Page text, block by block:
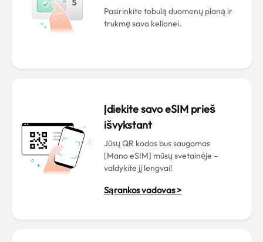
Pasirinkite tobulą duomenų planą ir
trukmę savo kelionei.
Įdiekite savo eSIM prieš
išvykstant
Jūsų QR kodas bus saugomas
[Mano eSIM] mūsų svetainėje –
valdykite jį lengvai!
Sąrankos vadovas >